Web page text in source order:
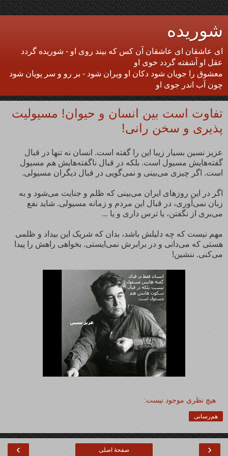
شوریده
ای عاشقان ای عاشقان آن کس که بیند روی او - شوریده گردد
عقل او آشفته گردد خوی او
معشوق را جویان شود دکان او ویران شود - بر رو و سر پویان شود
چون آب اندر جوی او
تفاوت است بین انسان و حیوان! مسیولیت
پذیری و سخن رانی!
عزیز نسین بسیار زیبا این را گفته است. انسان نه تنها در قبال
گفته‌هایش مسیول است. بلکه در قبال ناگفته‌هایش هم مسیول
است. اگر چیزی می‌بینی و نمی‌گویی در قبال دیگران مسیولی.
اگر در این روزهای ایران می‌بینی که ظلم و جنایت می‌شود و به
زبان نمی‌آوری،‌ در قبال این مردم و زمانه مسیولی. شاید نفع
می‌بری از نگفتن، یا ترس داری و یا ...
مهم نیست که چه دلیلش باشد، بدان که شریک این بیداد و ظلمی
هستی که می‌دانی و در برابرش نمی‌ایستی. بخواهی راهش را پیدا
می‌کنی. ننشین!
هیچ نظری موجود نیست:
هم‌رسانی
‹
› صفحهٔ اصلی